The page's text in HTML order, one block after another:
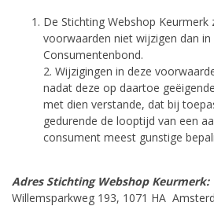
De Stichting Webshop Keurmerk
voorwaarden niet wijzigen dan
Consumentenbond.
2. Wijzigingen in deze
nadat deze op daartoe
met dien verstande, dat bij
gedurende de looptijd van een
consument meest gunstige
Adres Stichting Webshop Keurmerk:
Willemsparkweg 193, 1071 HA